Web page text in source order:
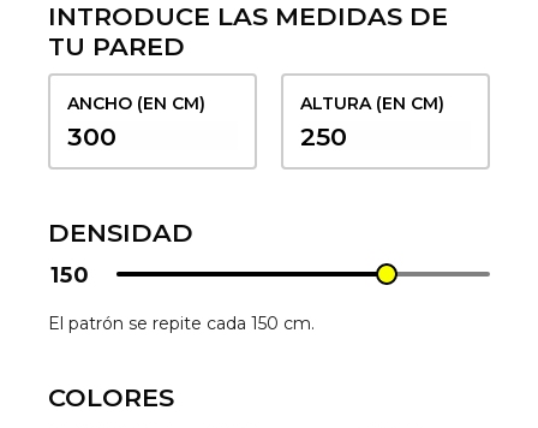
INTRODUCE LAS MEDIDAS DE
TU PARED
ANCHO (EN CM) ALTURA (EN CM)
DENSIDAD
150
El patrón se repite cada 150 cm.
COLORES